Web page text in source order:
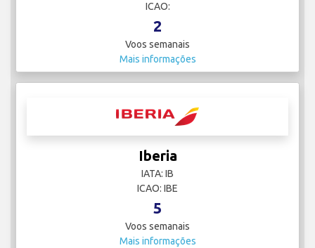
ICAO:
2
Voos semanais
Mais informações
Iberia
IATA: IB
ICAO: IBE
5
Voos semanais
Mais informações